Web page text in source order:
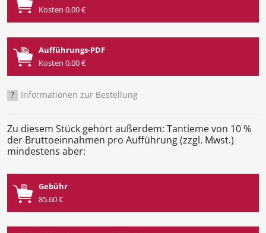
Kosten 0.00 €
Aufführungs-PDF
Kosten 0.00 €
? Informationen zur Bestellung
Zu diesem Stück gehört außerdem: Tantieme von 10 %
der Bruttoeinnahmen pro Aufführung (zzgl. Mwst.)
mindestens aber:
Gebühr
85.60 €